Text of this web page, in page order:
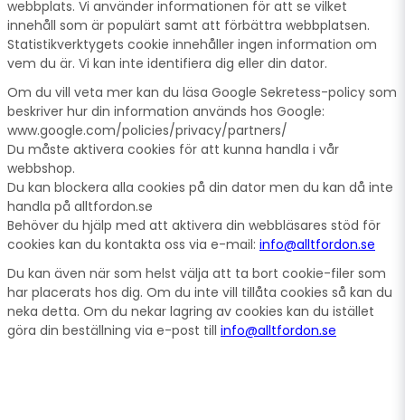
webbplats. Vi använder informationen för att se vilket
innehåll som är populärt samt att förbättra webbplatsen.
Statistikverktygets cookie innehåller ingen information om
vem du är. Vi kan inte identifiera dig eller din dator.
Om du vill veta mer kan du läsa Google Sekretess-policy som
beskriver hur din information används hos Google:
www.google.com/policies/privacy/partners/
Du måste aktivera cookies för att kunna handla i vår
webbshop.
Du kan blockera alla cookies på din dator men du kan då inte
handla på alltfordon.se
Behöver du hjälp med att aktivera din webbläsares stöd för
cookies kan du kontakta oss via e-mail: info@alltfordon.se
Du kan även när som helst välja att ta bort cookie-filer som
har placerats hos dig. Om du inte vill tillåta cookies så kan du
neka detta. Om du nekar lagring av cookies kan du istället
göra din beställning via e-post till info@alltfordon.se